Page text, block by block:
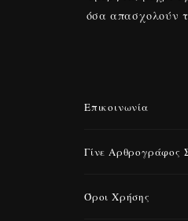
όσα απασχολούν
Επικοινωνία
Γίνε Αρθρογράφος
Όροι Χρήσης